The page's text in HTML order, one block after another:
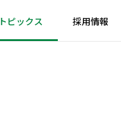
トピックス 採用情報